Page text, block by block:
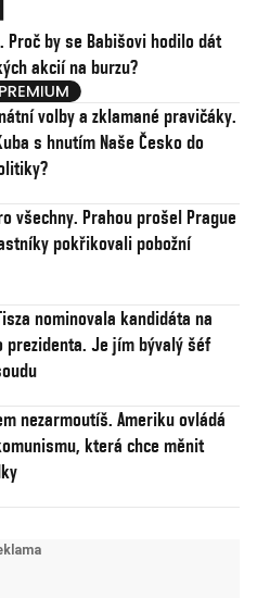
Proč by se Babišovi hodilo dát
akcií na burzu?
volby a zklamané pravičáky.
s hnutím Naše Česko do
všechny. Prahou prošel Prague
pokřikovali pobožní
nominovala kandidáta na
prezidenta. Je jím bývalý šéf
nezarmoutíš. Ameriku ovládá
která chce měnit